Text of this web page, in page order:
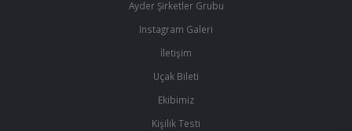
Ayder Şirketler Grubu
Instagram Galeri
İletişim
Uçak Bileti
Ekibimiz
Kişilik Testi